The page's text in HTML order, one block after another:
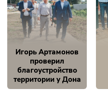
Игорь Артамонов
проверил
благоустройство
территории у Дона